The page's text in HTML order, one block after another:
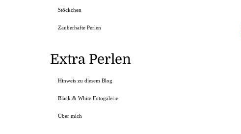
Stöckchen
Zauberhafte Perlen
Extra Perlen
Hinweis zu diesem Blog
Black & White Fotogalerie
Über mich